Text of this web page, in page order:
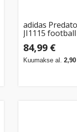
adidas
JI1115
84,99 €
Kuumakse al.